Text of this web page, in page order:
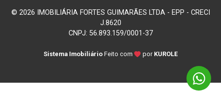
© 2026 IMOBILIÁRIA FORTES GUIMARÃES LTDA - EPP - CRECI
J.8620
CNPJ: 56.893.159/0001-37
Sistema Imobiliário Feito com por KUROLE